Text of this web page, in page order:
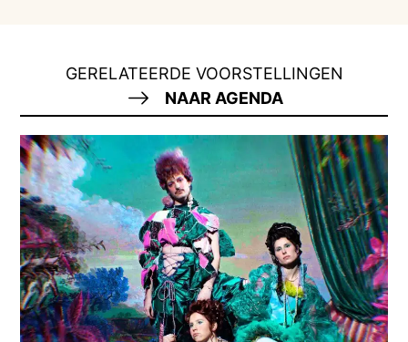
GERELATEERDE VOORSTELLINGEN
NAAR AGENDA